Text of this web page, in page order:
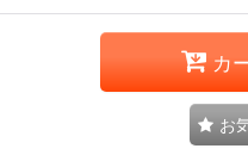
カ
お